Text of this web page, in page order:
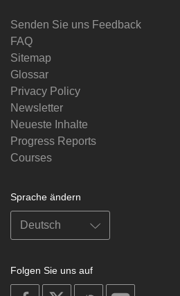
Senden Sie uns Feedback
FAQ
Sitemap
Glossar
Privacy Policy
Newsletter
Neueste Inhalte
Progress Reports
Courses
Sprache ändern
Folgen Sie uns auf
on